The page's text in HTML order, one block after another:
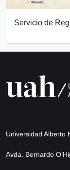
Servicio de
Universidad Alberto
Avda. Bernardo